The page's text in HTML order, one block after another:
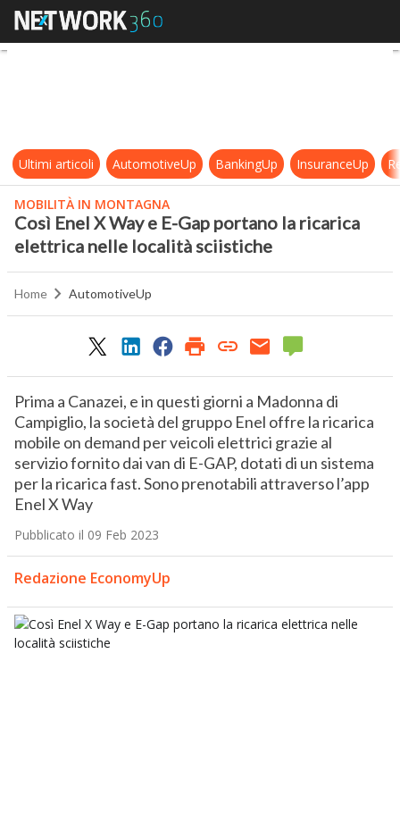
Così Enel X Way e E-Gap
Ultimi articoli AutomotiveUp BankingUp InsuranceUp
MOBILITÀ IN MONTAGNA
Così Enel X Way e E-Gap portano la ricarica
elettrica nelle località sciistiche
Home AutomotiveUp
Prima a Canazei, e in questi giorni a Madonna di
Campiglio, la società del gruppo Enel offre la ricarica
mobile on demand per veicoli elettrici grazie al
servizio fornito dai van di E-GAP, dotati di un sistema
per la ricarica fast. Sono prenotabili attraverso l’app
Enel X Way
Pubblicato il 09 Feb 2023
Redazione EconomyUp